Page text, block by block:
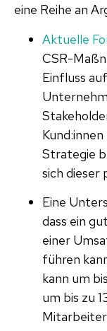
eine Reihe an
Aktuelle
CSR-
Einfluss
Strategie
sich
Eine
dass ein
einer
führen
kann um
um bis zu